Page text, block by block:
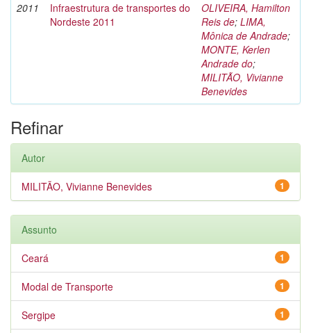
2011
Infraestrutura de transportes do
Nordeste 2011
OLIVEIRA, Hamilton
Reis de; LIMA,
Mônica de Andrade;
MONTE, Kerlen
Andrade do;
MILITÃO, Vivianne
Benevides
Refinar
Autor
1
MILITÃO, Vivianne Benevides
Assunto
1
Ceará
1
Modal de Transporte
1
Sergipe